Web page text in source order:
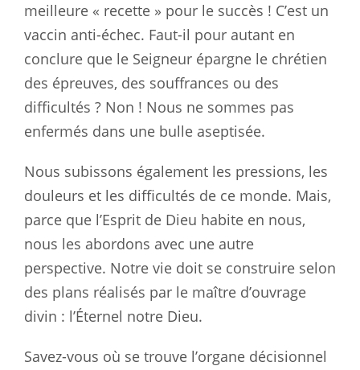
meilleure « recette » pour le succès ! C’est un
vaccin anti-échec. Faut-il pour autant en
conclure que le Seigneur épargne le chrétien
des épreuves, des souffrances ou des
difficultés ? Non ! Nous ne sommes pas
enfermés dans une bulle aseptisée.
Nous subissons également les pressions, les
douleurs et les difficultés de ce monde. Mais,
parce que l’Esprit de Dieu habite en nous,
nous les abordons avec une autre
perspective. Notre vie doit se construire selon
des plans réalisés par le maître d’ouvrage
divin : l’Éternel notre Dieu.
Savez-vous où se trouve l’organe décisionnel